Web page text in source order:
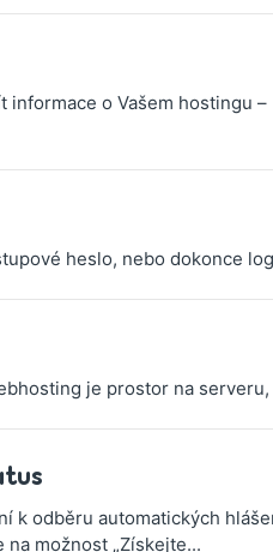
informace o Vašem
heslo, nebo dokonce
je prostor na
k odběru automatických
možnost „Získejte...